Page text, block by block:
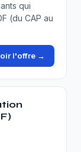
qui
(du CAP au
l'offre →